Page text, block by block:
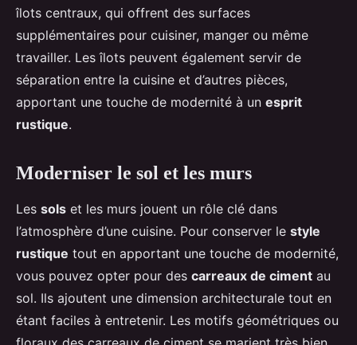
îlots centraux, qui offrent des surfaces
supplémentaires pour cuisiner, manger ou même
travailler. Les îlots peuvent également servir de
séparation entre la cuisine et d’autres pièces,
apportant une touche de modernité à un esprit
rustique.
Moderniser le sol et les murs
Les sols et les murs jouent un rôle clé dans
l’atmosphère d’une cuisine. Pour conserver le style
rustique tout en apportant une touche de modernité,
vous pouvez opter pour des carreaux de ciment au
sol. Ils ajoutent une dimension architecturale tout en
étant faciles à entretenir. Les motifs géométriques ou